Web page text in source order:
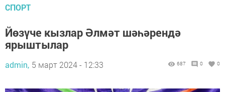
СПОРТ
Йөзүче кызлар Әлмәт шәһәрендә
ярыштылар
admin, 5 март 2024 - 12:33 687 0 0